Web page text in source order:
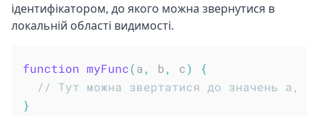
ідентифікатором, до якого можна звернутися в
локальній області видимості.
function myFunc(a , b, c)
{
// Тут можна звертатися до значень a,
}